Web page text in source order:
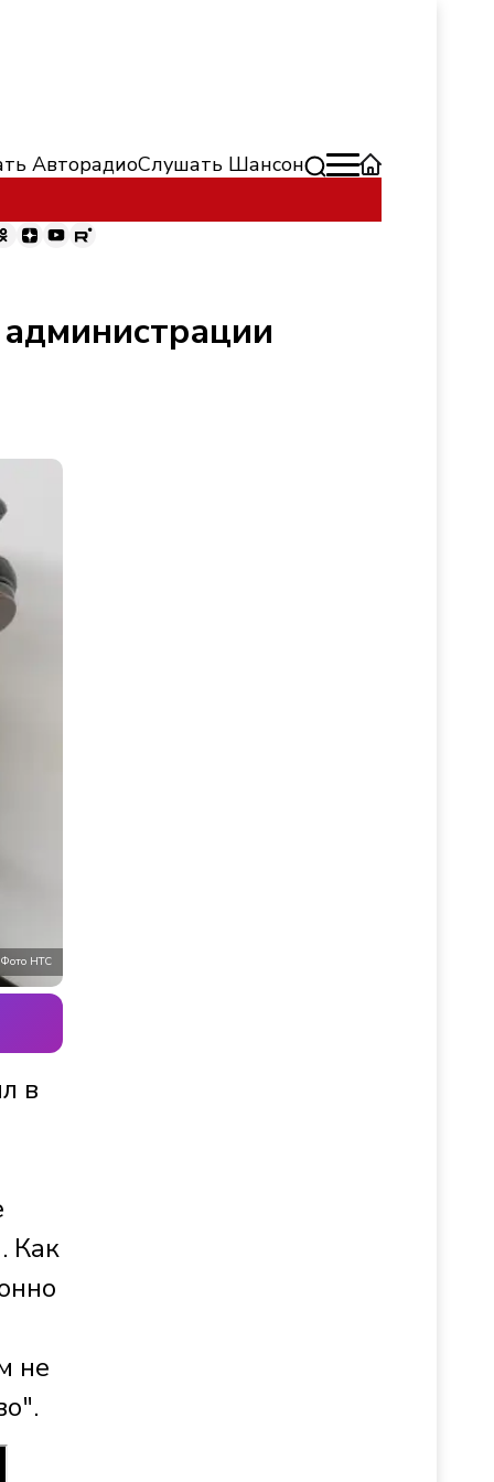
АвторадиоСлушать Шансон
Фото НТС
в
Как
не